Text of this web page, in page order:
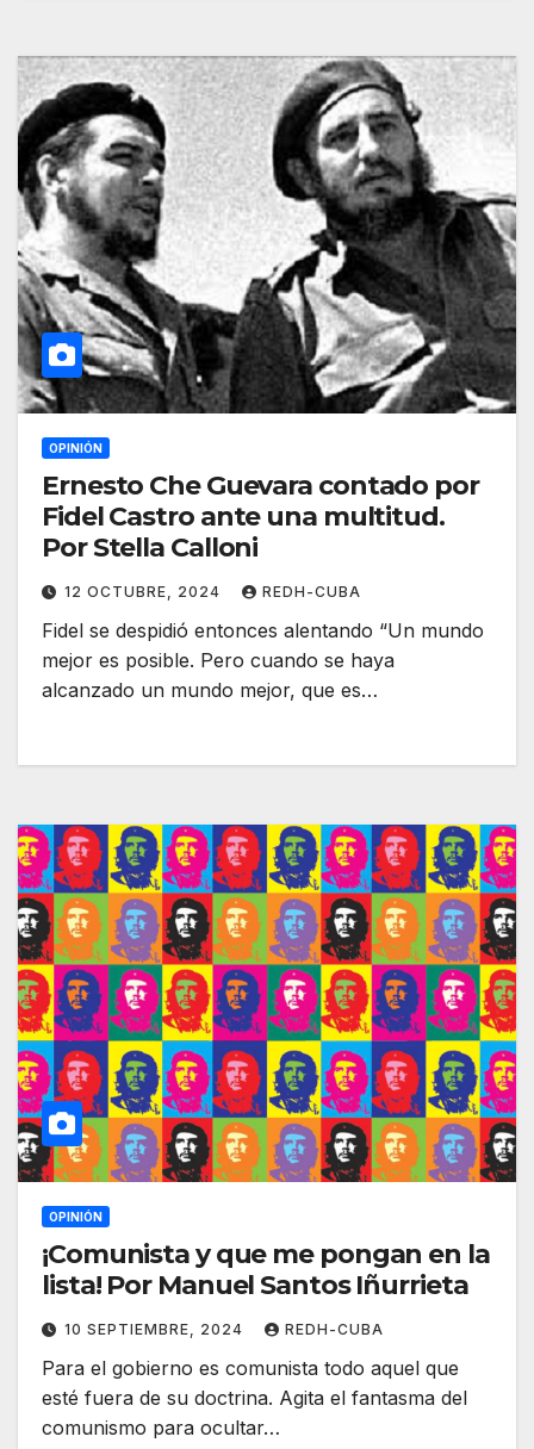
OPINIÓN
Ernesto Che Guevara contado por
Fidel Castro ante una multitud.
Por Stella Calloni
12 OCTUBRE, 2024 REDH-CUBA
Fidel se despidió entonces alentando “Un mundo
mejor es posible. Pero cuando se haya
alcanzado un mundo mejor, que es…
OPINIÓN
¡Comunista y que me pongan en la
lista! Por Manuel Santos Iñurrieta
10 SEPTIEMBRE, 2024 REDH-CUBA
Para el gobierno es comunista todo aquel que
esté fuera de su doctrina. Agita el fantasma del
comunismo para ocultar…